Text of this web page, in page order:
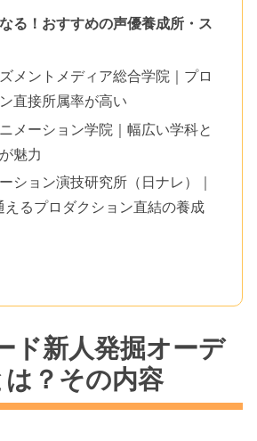
る！おすすめの声優養成所・ス
メントメディア総合学院｜プロ
直接所属率が高い
メーション学院｜幅広い学科と
魅力
ション演技研究所（日ナレ）｜
えるプロダクション直結の養成
ド新人発掘オーデ
？その内容